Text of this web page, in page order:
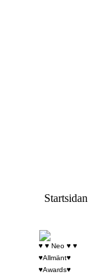
Startsidan
♥ ♥ Neo ♥ ♥
♥Allmänt♥
♥Awards♥